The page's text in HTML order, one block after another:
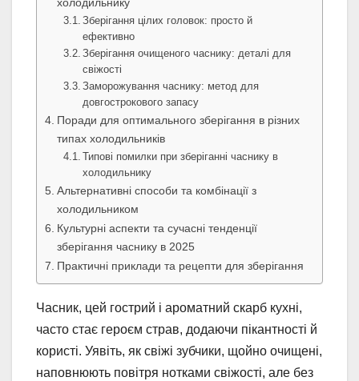
холодильнику
Зберігання цілих головок: просто й
ефективно
Зберігання очищеного часнику: деталі для
свіжості
Заморожування часнику: метод для
довгострокового запасу
Поради для оптимального зберігання в різних
типах холодильників
Типові помилки при зберіганні часнику в
холодильнику
Альтернативні способи та комбінації з
холодильником
Культурні аспекти та сучасні тенденції
зберігання часнику в 2025
Практичні приклади та рецепти для зберігання
Часник, цей гострий і ароматний скарб кухні,
часто стає героєм страв, додаючи пікантності й
користі. Уявіть, як свіжі зубчики, щойно очищені,
наповнюють повітря нотками свіжості, але без